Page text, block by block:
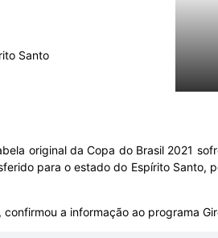
Santo
original da Copa do Brasil 2021
para o estado do Espírito Santo,
, confirmou a informação ao programa